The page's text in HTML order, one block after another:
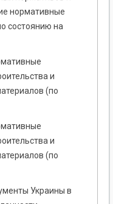
нормативные
состоянию на
и
(по
и
(по
Украины в